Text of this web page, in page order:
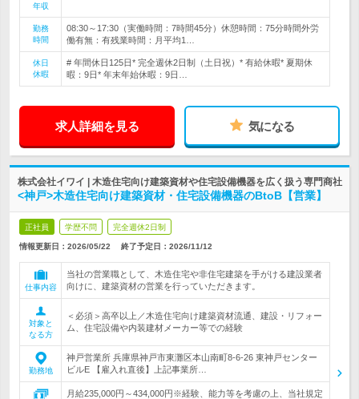
年収
勤務
時間
08:30～17:30（実働時間：7時間45分）休憩時間：75分時間外労
働有無：有残業時間：月平均1…
休日
休暇
# 年間休日125日* 完全週休2日制（土日祝）* 有給休暇* 夏期休
暇：9日* 年末年始休暇：9日…
求人詳細を見る 気になる
株式会社イワイ | 木造住宅向け建築資材や住宅設備機器を広く扱う専門商社
<神戸>木造住宅向け建築資材・住宅設備機器のBtoB【営業】
正社員 学歴不問 完全週休2日制
情報更新日：2026/05/22 終了予定日： 2026/11/12
仕事内容
当社の営業職として、木造住宅や非住宅建築を手がける建設業者
向けに、建築資材の営業を行っていただきます。
対象と
なる方
＜必須＞高卒以上／木造住宅向け建築資材流通、建設・リフォー
ム、住宅設備や内装建材メーカー等での経験
勤務地
神戸営業所 兵庫県神戸市東灘区本山南町8-6-26 東神戸センター
ビルE 【雇入れ直後】上記事業所…
月給235,000円～434,000円※経験、能力等を考慮の上、当社規定